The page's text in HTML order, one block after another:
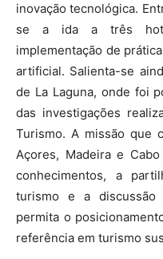
inovação tecnológica.
se a ida a três
implementação de
artificial. Salienta-se
de La Laguna, onde foi
das investigações
Turismo. A missão que
Açores, Madeira e
conhecimentos, a
turismo e a discussão
permita o
referência em turismo